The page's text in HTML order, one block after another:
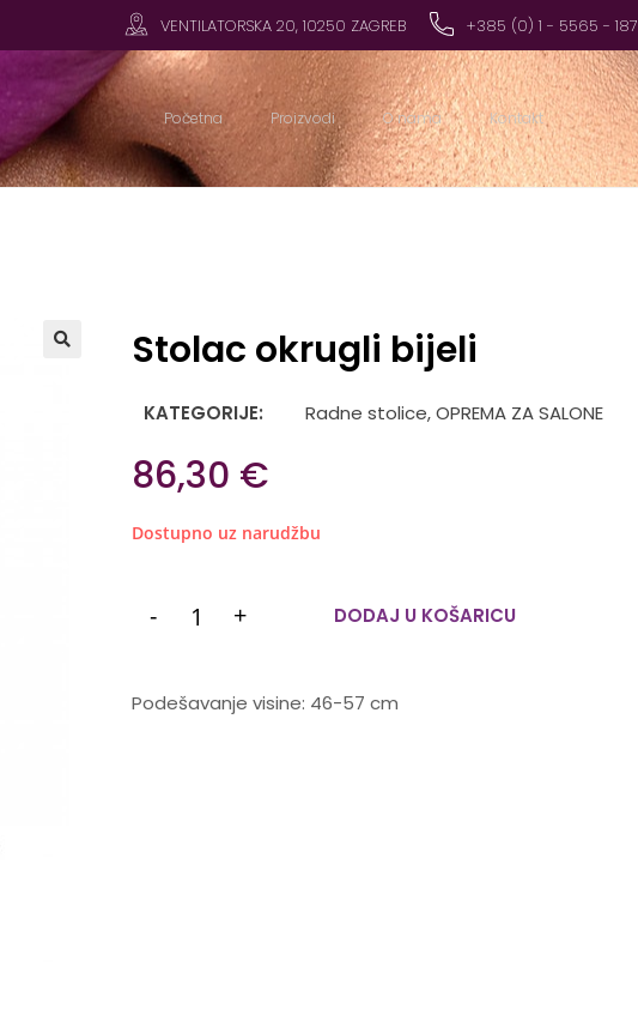
VENTILATORSKA 20, 10250 ZAGREB +385 (0) 1 - 5565 - 187
Početna Proizvodi O nama Kontakt
Stolac okrugli bijeli
KATEGORIJE: Radne stolice,OPREMA ZA SALONE
86,30 €
Dostupno uz narudžbu
- + DODAJ U KOŠARICU
Podešavanje visine: 46-57 cm